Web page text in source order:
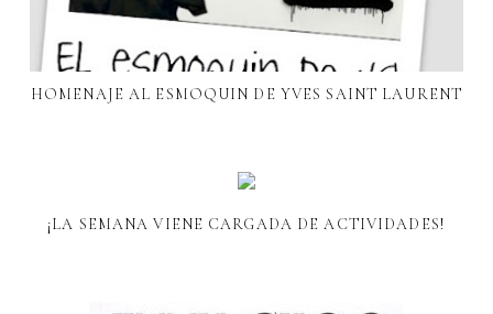
HOMENAJE AL ESMOQUIN DE YVES SAINT LAURENT
¡LA SEMANA VIENE CARGADA DE ACTIVIDADES!